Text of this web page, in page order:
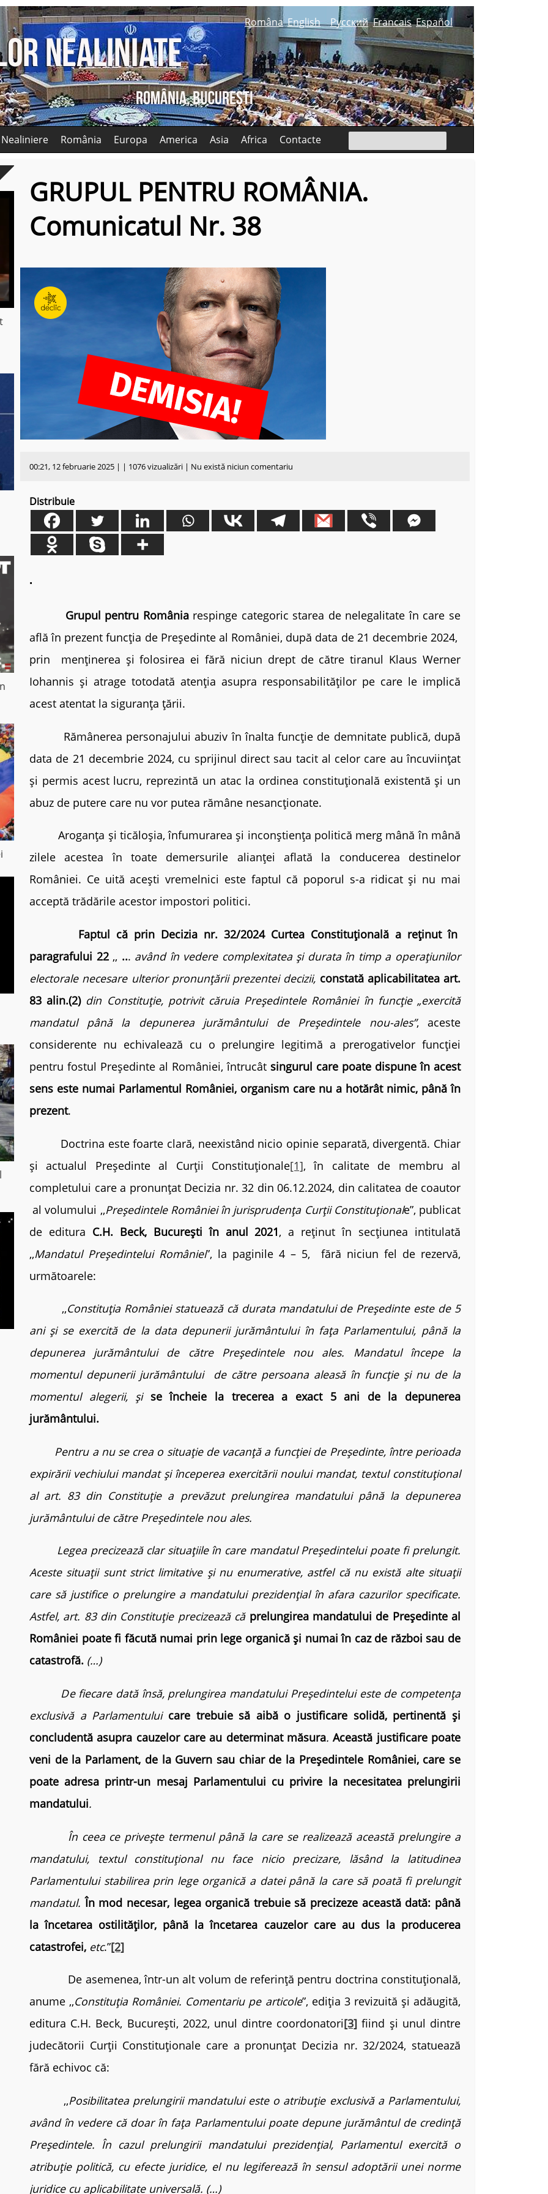
Româna English Русский Francais Español
România Europa America Asia Africa Contacte
GRUPUL PENTRU ROMÂNIA.
Comunicatul Nr. 38
00:21, 12 februarie 2025 | | 1076 vizualizări | Nu există niciun comentariu
Distribuie
.
Grupul pentru România respinge categoric starea de nelegalitate în care se
află în prezent funcția de Președinte al României, după data de 21 decembrie 2024,
prin menținerea și folosirea ei fără niciun drept de către tiranul Klaus Werner
Iohannis și atrage totodată atenția asupra responsabilităților pe care le implică
acest atentat la siguranța țării.
Rămânerea personajului abuziv în înalta funcție de demnitate publică, după
data de 21 decembrie 2024, cu sprijinul direct sau tacit al celor care au încuviințat
și permis acest lucru, reprezintă un atac la ordinea constituțională existentă și un
abuz de putere care nu vor putea rămâne nesancționate.
Aroganța și ticăloșia, înfumurarea și inconștiența politică merg mână în mână
zilele acestea în toate demersurile alianței aflată la conducerea destinelor
României. Ce uită acești vremelnici este faptul că poporul s-a ridicat și nu mai
acceptă trădările acestor impostori politici.
Faptul că prin Decizia nr. 32/2024 Curtea Constituțională a reținut în
paragrafului 22 ,, ... având în vedere complexitatea și durata în timp a operațiunilor
electorale necesare ulterior pronunțării prezentei decizii, constată aplicabilitatea art.
83 alin.(2)din Constituție, potrivit căruia Președintele României în funcție „exercită
mandatul până la depunerea jurământului de Președintele nou-ales”, aceste
considerente nu echivalează cu o prelungire legitimă a prerogativelor funcției
pentru fostul Președinte al României, întrucât singurul care poate dispune în acest
sens este numai Parlamentul României, organism care nu a hotărât nimic, până în
prezent.
Doctrina este foarte clară, neexistând nicio opinie separată, divergentă. Chiar
și actualul Președinte al Curții Constituționale[1], în calitate de membru al
completului care a pronunțat Decizia nr. 32 din 06.12.2024, din calitatea de coautor
al volumului ,,Președintele României în jurisprudența Curții Constituționale”, publicat
de editura C.H. Beck, București în anul 2021, a reținut în secțiunea intitulată
,,Mandatul Președintelui României”, la paginile 4 – 5, fără niciun fel de rezervă,
următoarele:
,,Constituția României statuează că durata mandatului de Președinte este de 5
ani și se exercită de la data depunerii jurământului în fața Parlamentului, până la
depunerea jurământului de către Președintele nou ales. Mandatul începe la
momentul depunerii jurământului de către persoana aleasă în funcție și nu de la
momentul alegerii, și se încheie la trecerea a exact 5 ani de la depunerea
jurământului.
Pentru a nu se crea o situație de vacanță a funcției de Președinte, între perioada
expirării vechiului mandat și începerea exercitării noului mandat, textul constituțional
al art. 83 din Constituție a prevăzut prelungirea mandatului până la depunerea
jurământului de către Președintele nou ales.
Legea precizează clar situațiile în care mandatul Președintelui poate fi prelungit.
Aceste situații sunt strict limitative și nu enumerative, astfel că nu există alte situații
care să justifice o prelungire a mandatului prezidențial în afara cazurilor specificate.
Astfel, art. 83 din Constituție precizează că prelungirea mandatului de Președinte al
României poate fi făcută numai prin lege organică și numai în caz de război sau de
catastrofă. (…)
De fiecare dată însă, prelungirea mandatului Președintelui este de competența
exclusivă a Parlamentului care trebuie să aibă o justificare solidă, pertinentă și
concludentă asupra cauzelor care au determinat măsura.Această justificare poate
veni de la Parlament, de la Guvern sau chiar de la Președintele României, care se
poate adresa printr-un mesaj Parlamentului cu privire la necesitatea prelungirii
mandatului.
În ceea ce privește termenul până la care se realizează această prelungire a
mandatului, textul constituțional nu face nicio precizare, lăsând la latitudinea
Parlamentului stabilirea prin lege organică a datei până la care să poată fi prelungit
mandatul.În mod necesar, legea organică trebuie să precizeze această dată: până
la încetarea ostilităților, până la încetarea cauzelor care au dus la producerea
catastrofei, etc.”[2]
De asemenea, într-un alt volum de referință pentru doctrina constituțională,
anume ,,Constituția României. Comentariu pe articole”, ediția 3 revizuită și adăugită,
editura C.H. Beck, București, 2022, unul dintre coordonatori[3] fiind și unul dintre
judecătorii Curții Constituționale care a pronunțat Decizia nr. 32/2024, statuează
fără echivoc că:
,,Posibilitatea prelungirii mandatului este o atribuție exclusivă a Parlamentului,
având în vedere că doar în fața Parlamentului poate depune jurământul de credință
Președintele. În cazul prelungirii mandatului prezidențial, Parlamentul exercită o
atribuție politică, cu efecte juridice, el nu legiferează în sensul adoptării unei norme
juridice cu aplicabilitate universală. (…)